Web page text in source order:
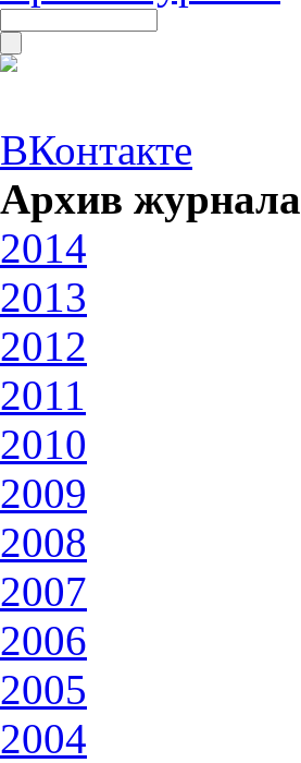
ВКонтакте
Архив журнала
2014
2013
2012
2011
2010
2009
2008
2007
2006
2005
2004